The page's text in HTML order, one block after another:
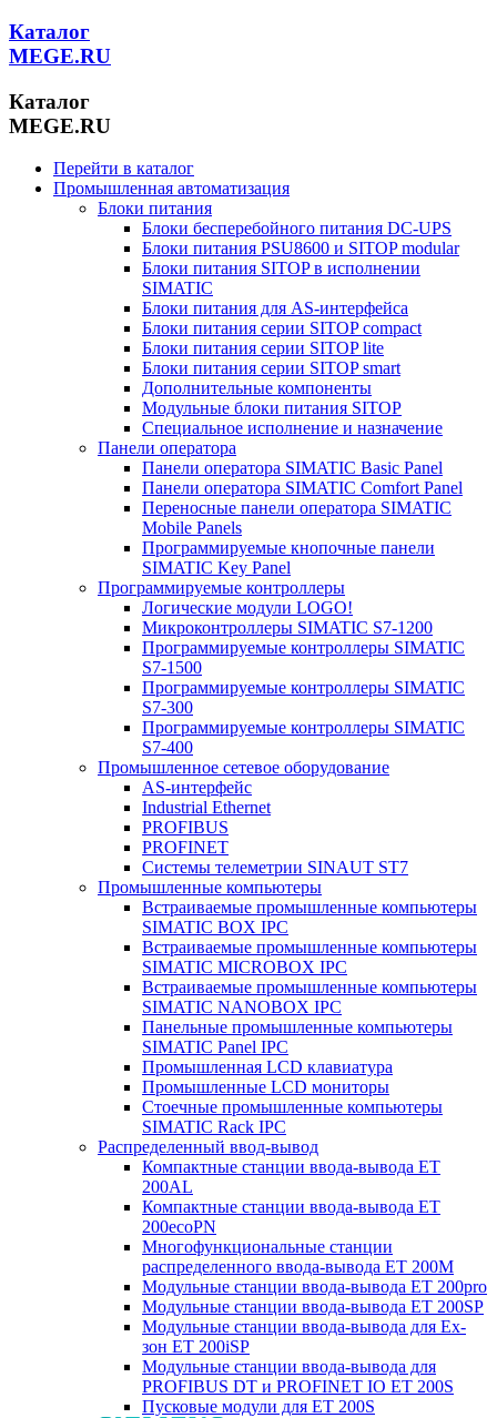
Каталог
MEGE.RU
Каталог
MEGE.RU
Перейти в каталог
Промышленная автоматизация
Блоки питания
Блоки бесперебойного питания DC-UPS
Блоки питания PSU8600 и SITOP modular
Блоки питания SITOP в исполнении
SIMATIC
Блоки питания для AS-интерфейса
Блоки питания серии SITOP compact
Блоки питания серии SITOP lite
Блоки питания серии SITOP smart
Дополнительные компоненты
Модульные блоки питания SITOP
Специальное исполнение и назначение
Панели оператора
Панели оператора SIMATIC Basic Panel
Панели оператора SIMATIC Comfort Panel
Переносные панели оператора SIMATIC
Mobile Panels
Программируемые кнопочные панели
SIMATIC Key Panel
Программируемые контроллеры
Логические модули LOGO!
Микроконтроллеры SIMATIC S7-1200
Программируемые контроллеры SIMATIC
S7-1500
Программируемые контроллеры SIMATIC
S7-300
Программируемые контроллеры SIMATIC
S7-400
Промышленное сетевое оборудование
AS-интерфейс
Industrial Ethernet
PROFIBUS
PROFINET
Системы телеметрии SINAUT ST7
Промышленные компьютеры
Встраиваемые промышленные компьютеры
SIMATIC BOX IPC
Встраиваемые промышленные компьютеры
SIMATIC MICROBOX IPC
Встраиваемые промышленные компьютеры
SIMATIC NANOBOX IPC
Панельные промышленные компьютеры
SIMATIC Panel IPC
Промышленная LCD клавиатура
Промышленные LCD мониторы
Стоечные промышленные компьютеры
SIMATIC Rack IPC
Распределенный ввод-вывод
Компактные станции ввода-вывода ET
200AL
Компактные станции ввода-вывода ET
200ecoPN
Многофункциональные станции
распределенного ввода-вывода ET 200M
Модульные станции ввода-вывода ET 200pro
Модульные станции ввода-вывода ET 200SP
Модульные станции ввода-вывода для Ex-
зон ET 200iSP
Модульные станции ввода-вывода для
PROFIBUS DT и PROFINET IO ET 200S
Пусковые модули для ET 200S